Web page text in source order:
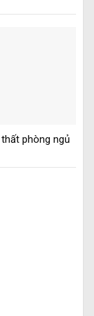
phòng ngủ